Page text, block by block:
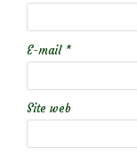
E-mail *
Site web